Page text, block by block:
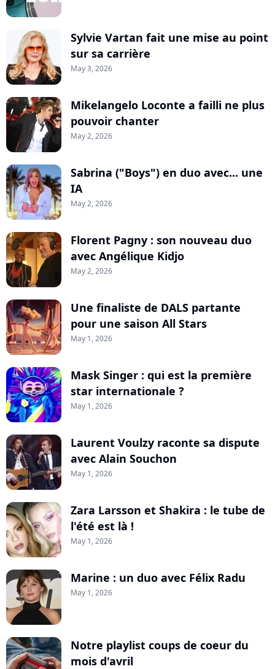
Sylvie Vartan fait une mise au point
sur sa carrière
May 3, 2026
Mikelangelo Loconte a failli ne plus
pouvoir chanter
May 2, 2026
Sabrina ("Boys") en duo avec... une
IA
May 2, 2026
Florent Pagny : son nouveau duo
avec Angélique Kidjo
May 2, 2026
Une finaliste de DALS partante
pour une saison All Stars
May 1, 2026
Mask Singer : qui est la première
star internationale ?
May 1, 2026
Laurent Voulzy raconte sa dispute
avec Alain Souchon
May 1, 2026
Zara Larsson et Shakira : le tube de
l'été est là !
May 1, 2026
Marine : un duo avec Félix Radu
May 1, 2026
Notre playlist coups de coeur du
mois d'avril